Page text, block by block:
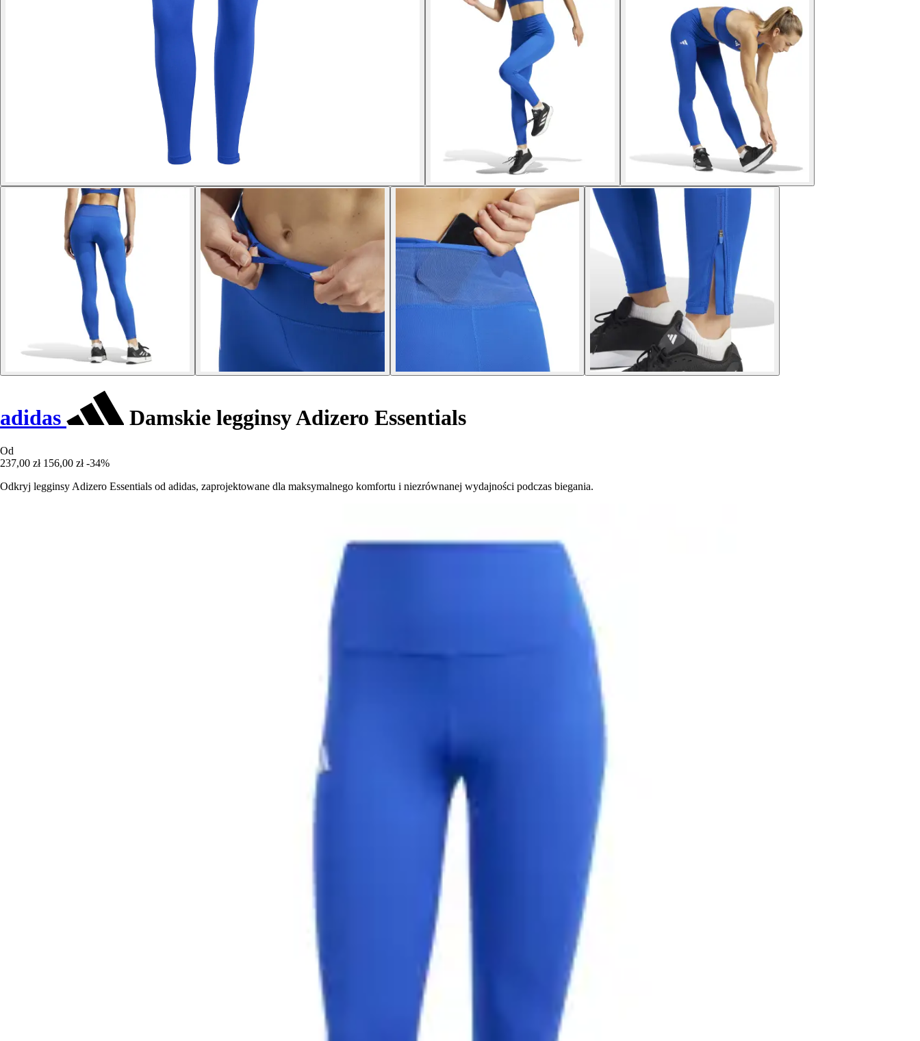
adidas Damskie legginsy Adizero Essentials
Od
237,00 zł 156,00 zł -34%
Odkryj legginsy Adizero Essentials od adidas, zaprojektowane dla maksymalnego komfortu i niezrównanej wydajności podczas biegania.